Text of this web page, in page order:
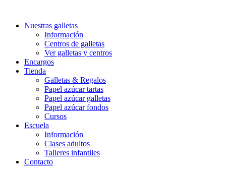
Nuestras galletas
Información
Centros de galletas
Ver galletas y centros
Encargos
Tienda
Galletas & Regalos
Papel azúcar tartas
Papel azúcar galletas
Papel azúcar fondos
Cursos
Escuela
Información
Clases adultos
Talleres infantiles
Contacto